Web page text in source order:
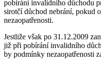
pobírání invalidního důchodu
sirotčí důchod nebrání, pokud
nezaopatřenosti.
Jestliže však po 31.12.2009
již při pobírání invalidního
by podmínky nezaopatřenosti